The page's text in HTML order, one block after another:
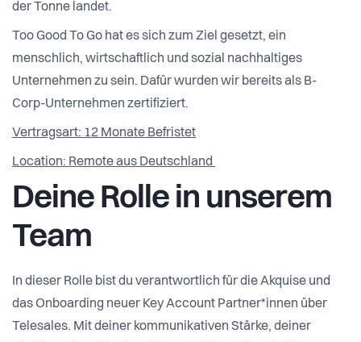
der Tonne landet.
Too Good To Go hat es sich zum Ziel gesetzt, ein
menschlich, wirtschaftlich und sozial nachhaltiges
Unternehmen zu sein. Dafür wurden wir bereits als B-
Corp-Unternehmen zertifiziert.
Vertragsart: 12 Monate Befristet
Location: Remote aus Deutschland
Deine Rolle in unserem
Team
In dieser Rolle bist du verantwortlich für die Akquise und
das Onboarding neuer Key Account Partner*innen über
Telesales. Mit deiner kommunikativen Stärke, deiner